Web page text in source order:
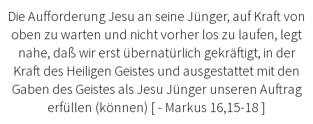
Die Aufforderung Jesu an seine Jünger, auf Kraft von
oben zu warten und nicht vorher los zu laufen, legt
nahe, daß wir erst übernatürlich gekräftigt, in der
Kraft des Heiligen Geistes und ausgestattet mit den
Gaben des Geistes als Jesu Jünger unseren Auftrag
erfüllen (können) [ - Markus 16,15-18 ]